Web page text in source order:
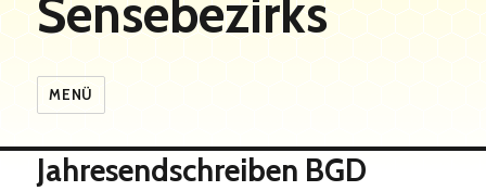
Sensebezirks
MENÜ
Jahresendschreiben BGD